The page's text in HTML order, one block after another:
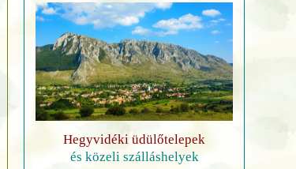
Hegyvidéki üdülőtelepek
és közeli szálláshelyek